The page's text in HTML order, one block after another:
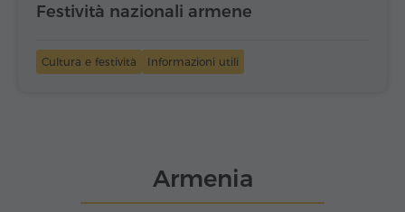
Festività nazionali armene
Cultura e festività Informazioni utili
Armenia